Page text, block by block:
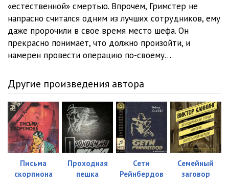
«естественной» смертью. Впрочем, Гримстер не
напрасно считался одним из лучших сотрудников, ему
даже пророчили в свое время место шефа. Он
прекрасно понимает, что должно произойти, и
намерен провести операцию по-своему…
Другие произведения автора
Письма
скорпиона
Проходная
пешка
Сети
Рейнбердов
Семейный
заговор